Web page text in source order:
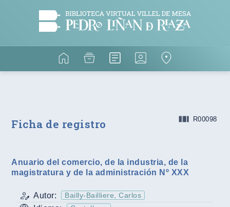
Ficha de registro R00098
Anuario del comercio, de la industria, de la
magistratura y de la administración Nº XXX
Autor: Bailly-Bailliere, Carlos